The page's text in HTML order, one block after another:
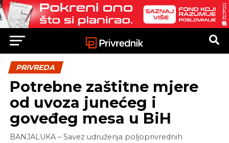
PRIVREDA
Potrebne zaštitne mjere
od uvoza junećeg i
goveđeg mesa u BiH
BANJALUKA – Savez udruženja poljoprivrednih